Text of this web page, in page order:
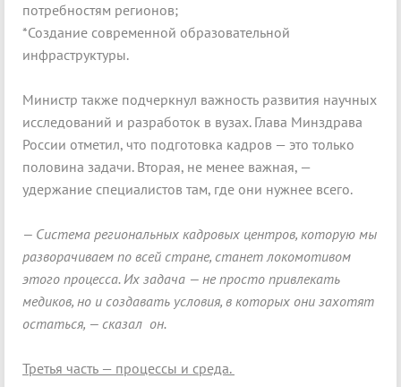
потребностям регионов;
*Создание современной образовательной
инфраструктуры.
Министр также подчеркнул важность развития научных
исследований и разработок в вузах. Глава Минздрава
России отметил, что подготовка кадров — это только
половина задачи. Вторая, не менее важная, —
удержание специалистов там, где они нужнее всего.
— Система региональных кадровых центров, которую мы
разворачиваем по всей стране, станет локомотивом
этого процесса. Их задача — не просто привлекать
медиков, но и создавать условия, в которых они захотят
остаться, — сказал он.
Третья часть — процессы и среда.